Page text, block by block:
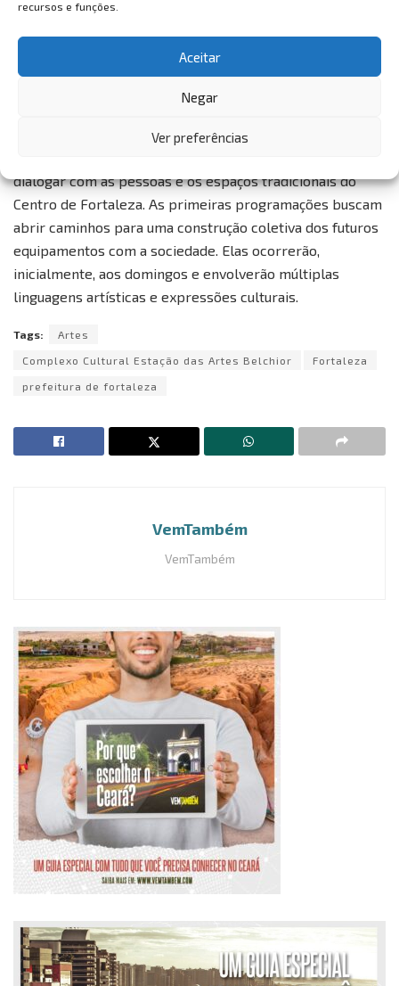
recursos e funções.
Aceitar
Negar
Ver preferências
dialogar com as pessoas e os espaços tradicionais do
Centro de Fortaleza. As primeiras programações buscam
abrir caminhos para uma construção coletiva dos futuros
equipamentos com a sociedade. Elas ocorrerão,
inicialmente, aos domingos e envolverão múltiplas
linguagens artísticas e expressões culturais.
Tags: Artes
Complexo Cultural Estação das Artes Belchior Fortaleza
prefeitura de fortaleza
VemTambém
VemTambém